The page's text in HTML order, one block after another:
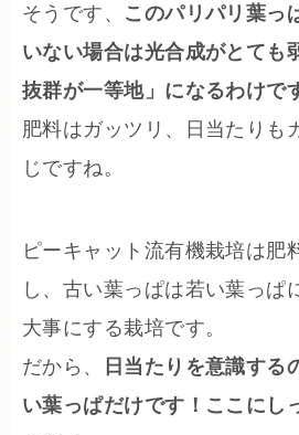
そうです、 このパリパリ葉っ
いない場合は光合成がとても
抜群が一等地」になるわけで
肥料はガッツリ、日当たりも
じですね。
ピーキャット流有機栽培は肥
し、古い葉っぱは若い葉っぱ
大事にする栽培です。
だから、
日当たりを意識する
い葉っぱだけです！ここにし